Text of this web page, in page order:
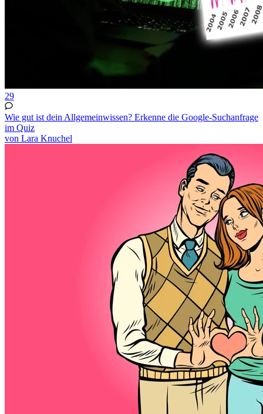
29
Wie gut ist dein Allgemeinwissen? Erkenne die Google-Suchanfrage
im Quiz
von Lara Knuchel